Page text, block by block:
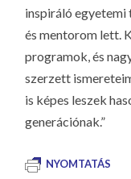
inspiráló
és mentorom lett.
programok, és
szerzett
is képes leszek
generációnak.”
NYOMTATÁS